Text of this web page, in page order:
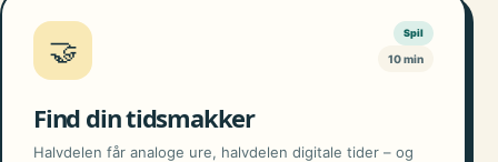
🤝
Spil
10 min
Find din tidsmakker
Halvdelen får analoge ure, halvdelen digitale tider – og